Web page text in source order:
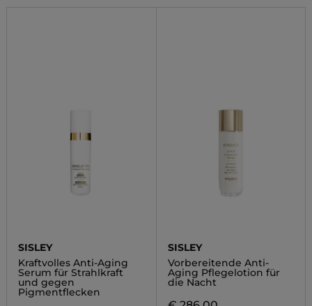
SISLEY
Kraftvolles Anti-Aging
Serum für Strahlkraft
und gegen
Pigmentflecken
SISLEY
Vorbereitende Anti-
Aging Pflegelotion für
die Nacht